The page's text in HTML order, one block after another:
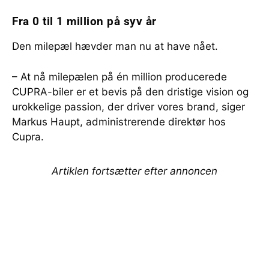
Fra 0 til 1 million på syv år
Den milepæl hævder man nu at have nået.
– At nå milepælen på én million producerede
CUPRA-biler er et bevis på den dristige vision og
urokkelige passion, der driver vores brand, siger
Markus Haupt, administrerende direktør hos
Cupra.
Artiklen fortsætter efter annoncen